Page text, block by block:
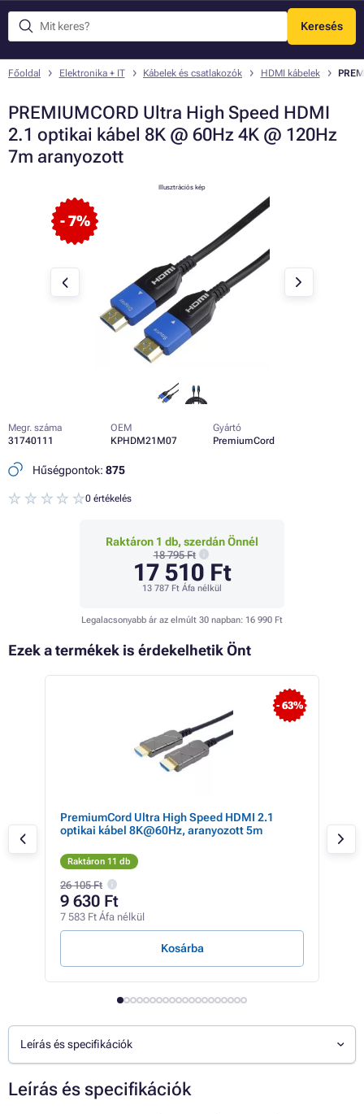
Keresés
Menü
Főoldal Elektronika + IT Kábelek és csatlakozók HDMI kábelek
PREMIUMCORD Ultra High Speed HDMI
2.1 optikai kábel 8K @ 60Hz 4K @ 120Hz
7m aranyozott
- 7%
Illusztrációs kép
Megr. száma
31740111
OEM
KPHDM21M07
Gyártó
PremiumCord
Hűségpontok: 875
0 értékelés
Raktáron 1 db, szerdán Önnél
18 795 Ft
17 510 Ft
13 787 Ft Áfa nélkül
Legalacsonyabb ár az elmúlt 30 napban: 16 990 Ft
Ezek a termékek is érdekelhetik Önt
- 63%
PremiumCord Ultra High Speed HDMI 2.1
optikai kábel 8K@60Hz, aranyozott 5m
Raktáron 11 db
26 105 Ft
9 630 Ft
7 583 Ft Áfa nélkül
Kosárba
Leírás és specifikációk
Leírás és specifikációk